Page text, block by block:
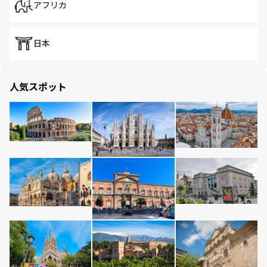
アフリカ
日本
人気スポット